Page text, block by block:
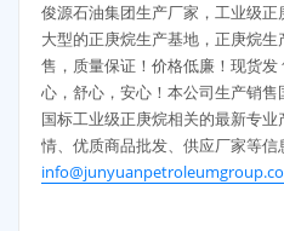
俊源石油集团生产厂家，工业级
大型的正庚烷生产基地，正庚烷
售，质量保证！价格低廉！现货
心，舒心，安心！本公司生产销
国标工业级正庚烷相关的最新专
情、优质商品批发、供应厂家等